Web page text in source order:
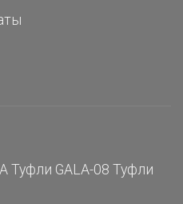
Туфли GALA-08 Туфли